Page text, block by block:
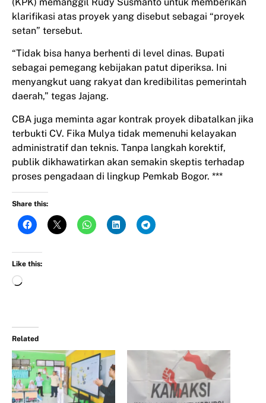
klarifikasi atas proyek yang disebut sebagai “proyek
setan” tersebut.
“Tidak bisa hanya berhenti di level dinas. Bupati
sebagai pemegang kebijakan patut diperiksa. Ini
menyangkut uang rakyat dan kredibilitas pemerintah
daerah,” tegas Jajang.
CBA juga meminta agar kontrak proyek dibatalkan jika
terbukti CV. Fika Mulya tidak memenuhi kelayakan
administratif dan teknis. Tanpa langkah korektif,
publik dikhawatirkan akan semakin skeptis terhadap
proses pengadaan di lingkup Pemkab Bogor. ***
Share this:
Like this:
Related